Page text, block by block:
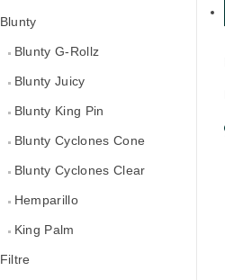
Blunty
Blunty G-Rollz
Blunty Juicy
Blunty King Pin
Blunty Cyclones Cone
Blunty Cyclones Clear
Hemparillo
King Palm
Filtre